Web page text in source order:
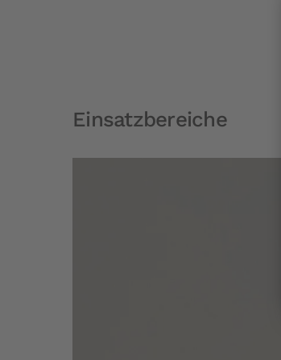
Einsatzbereiche